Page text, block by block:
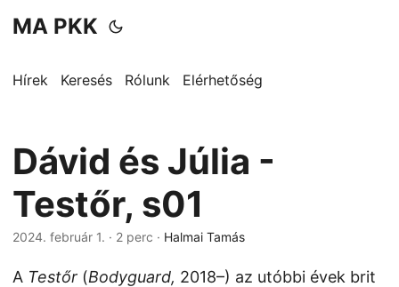
MA PKK
Hírek Keresés Rólunk Elérhetőség
Dávid és Júlia -
Testőr, s01
2024. február 1. · 2 perc · Halmai Tamás
A Testőr (Bodyguard, 2018–) az utóbbi évek brit